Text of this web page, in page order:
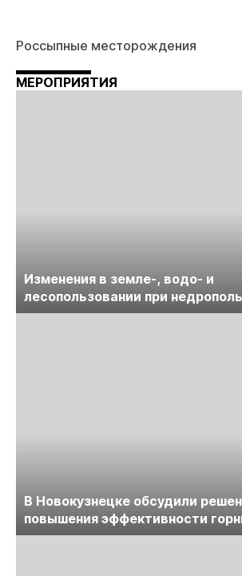
Россыпные месторождения
МЕРОПРИЯТИЯ
Изменения в земле-, водо- и
лесопользовании при
обсудят на семинаре
В Новокузнецке обсудили
повышения эффективности
предприятий